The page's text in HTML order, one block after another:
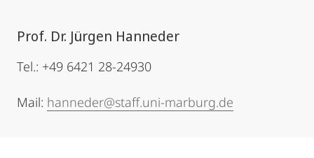
Prof. Dr. Jürgen Hanneder
Tel.: +49 6421 28-24930
Mail: hanneder@staff.uni-marburg.de